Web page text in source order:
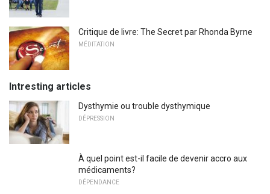
Critique de livre: The Secret par Rhonda Byrne
MÉDITATION
Intresting articles
Dysthymie ou trouble dysthymique
DÉPRESSION
À quel point est-il facile de devenir accro aux
médicaments?
DÉPENDANCE